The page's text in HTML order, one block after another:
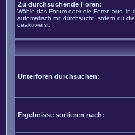
Zu durchsuchende Foren:
Wähle das Forum oder die Foren aus, in
automatisch mit durchsucht, sofern du
deaktivierst.
Unterforen durchsuchen:
Ergebnisse sortieren nach: